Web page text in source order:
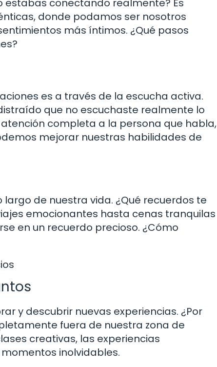
conectando realmente? Es
donde podamos ser nosotros
más íntimos. ¿Qué pasos
es a través de la escucha activa.
que no escuchaste realmente lo
completa a la persona que habla,
mejorar nuestras habilidades de
de nuestra vida. ¿Qué recuerdos te
emocionantes hasta cenas tranquilas
en un recuerdo precioso. ¿Cómo
y descubrir nuevas experiencias. ¿Por
fuera de nuestra zona de
creativas, las experiencias
inolvidables.